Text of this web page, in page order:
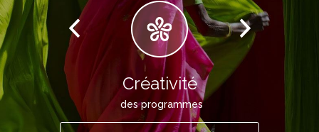
Créativité
des programmes